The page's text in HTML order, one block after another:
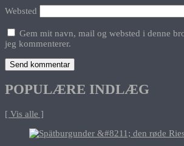
Websted
Gem mit navn, mail og websted i denne
jeg kommenterer.
POPULÆRE INDLÆG
[ Vis alle ]